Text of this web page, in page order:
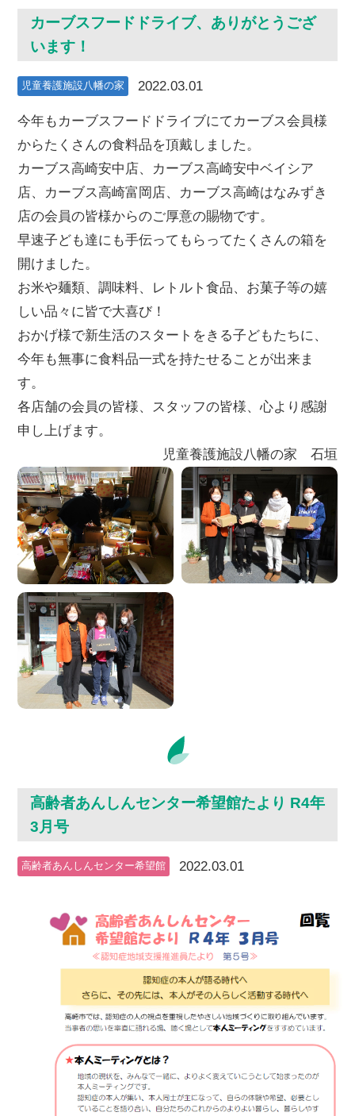
カーブスフードドライブ、ありがとうござ
います！
児童養護施設八幡の家 2022.03.01
今年もカーブスフードドライブにてカーブス会員様
からたくさんの食料品を頂戴しました。
カーブス高崎安中店、カーブス高崎安中ベイシア
店、カーブス高崎富岡店、カーブス高崎はなみずき
店の会員の皆様からのご厚意の賜物です。
早速子ども達にも手伝ってもらってたくさんの箱を
開けました。
お米や麺類、調味料、レトルト食品、お菓子等の嬉
しい品々に皆で大喜び！
おかげ様で新生活のスタートをきる子どもたちに、
今年も無事に食料品一式を持たせることが出来ま
す。
各店舗の会員の皆様、スタッフの皆様、心より感謝
申し上げます。
児童養護施設八幡の家 石垣
高齢者あんしんセンター希望館たより R4年
3月号
高齢者あんしんセンター希望館 2022.03.01